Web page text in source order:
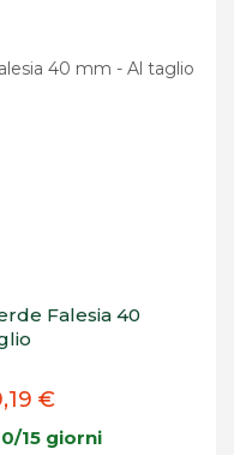
Falesia 40
€
15 giorni